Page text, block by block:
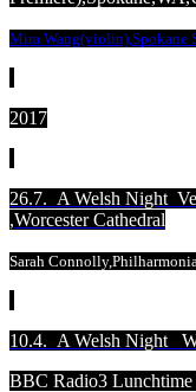
Mira Wang(violin),Spokane
2017
26.7. A Welsh Night
,Worcester Cathedral
Sarah
10.4. A Welsh Night
BBC Radio3 Lunchtime